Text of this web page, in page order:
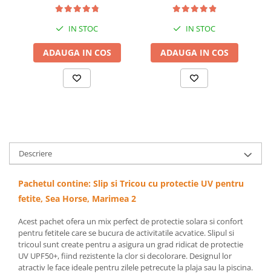
IN STOC
ADAUGA IN COS
IN STOC
ADAUGA IN COS
Descriere
Pachetul contine: Slip si Tricou cu protectie UV pentru
fetite, Sea Horse, Marimea 2
Acest pachet ofera un mix perfect de protectie solara si confort
pentru fetitele care se bucura de activitatile acvatice. Slipul si
tricoul sunt create pentru a asigura un grad ridicat de protectie
UV UPF50+, fiind rezistente la clor si decolorare. Designul lor
atractiv le face ideale pentru zilele petrecute la plaja sau la piscina.